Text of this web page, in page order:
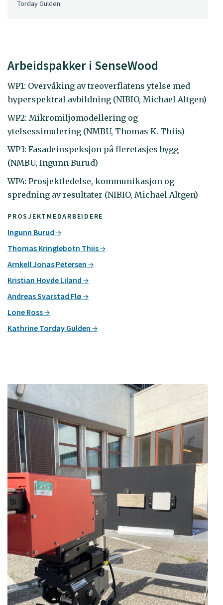
PROSJEKTMEDARBEIDERE
Ingunn Burud
Thomas Kringlebotn Thiis
Arnkell Jonas Petersen
Kristian Hovde Liland
Andreas Svarstad Flø
Lone Ross
Kathrine Torday Gulden
Torday Gulden
Arbeidspakker i SenseWood
WP1: Overvåking av treoverflatens ytelse med
hyperspektral avbildning (NIBIO, Michael Altgen)
WP2: Mikromiljømodellering og
ytelsessimulering (NMBU, Thomas K. Thiis)
WP3: Fasadeinspeksjon på fleretasjes bygg
(NMBU, Ingunn Burud)
WP4: Prosjektledelse, kommunikasjon og
spredning av resultater (NIBIO, Michael Altgen)